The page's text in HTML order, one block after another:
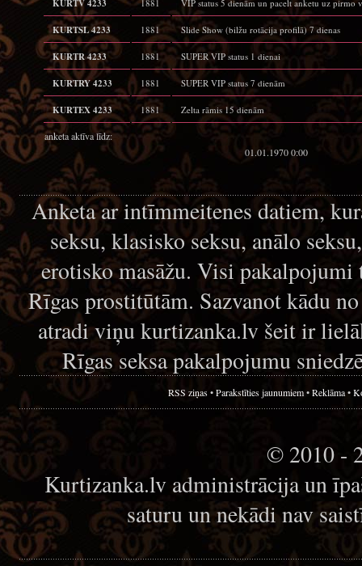
KURTV 4233 1881 VIP status 5 dienām un pacelt anketu uz pirmo
KURTSL 4233 1881 Slide Show (bilžu rotācija profilā) 7 dienas
KURTR 4233 1881 SUPER VIP status 1 dienai
KURTRY 4233 1881 SUPER VIP status 7 dienām
KURTEX 4233 1881 Zelta rāmis 15 dienām
anketa aktīva līdz:
01.01.1970 0:00
Anketa ar intīmmeitenes datiem,
seksu, klasisko seksu, anālo
erotisko masāžu. Visi
Rīgas prostitūtām. Sazvanot kādu
atradi viņu kurtizanka.lv šeit ir
Rīgas seksa pakalpojumu
RSS ziņas•Parakstīties jaunumiem•Reklāma•
© 2010 -
Kurtizanka.lv administrācija un
saturu un nekādi nav